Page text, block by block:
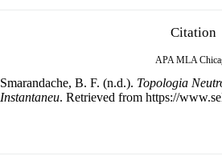
Citation
APA MLA
Smarandache, B. F. (n.d.). Topologia
Instantaneu. Retrieved from https://